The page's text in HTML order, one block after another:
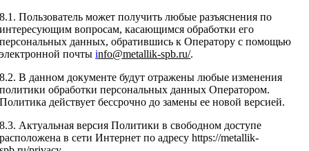
8.1. Пользователь может получить любые разъяснения по
интересующим вопросам, касающимся обработки его
персональных данных, обратившись к Оператору с помощью
электронной почтыinfo@metallik-spb.ru/.
8.2. В данном документе будут отражены любые изменения
политики обработки персональных данных Оператором.
Политика действует бессрочно до замены ее новой версией.
8.3. Актуальная версия Политики в свободном доступе
расположена в сети Интернет по адресу https://metallik-